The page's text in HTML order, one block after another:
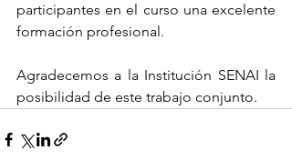
participantes en el curso una excelente
formación profesional.
Agradecemos a la Institución SENAI la
posibilidad de este trabajo conjunto.